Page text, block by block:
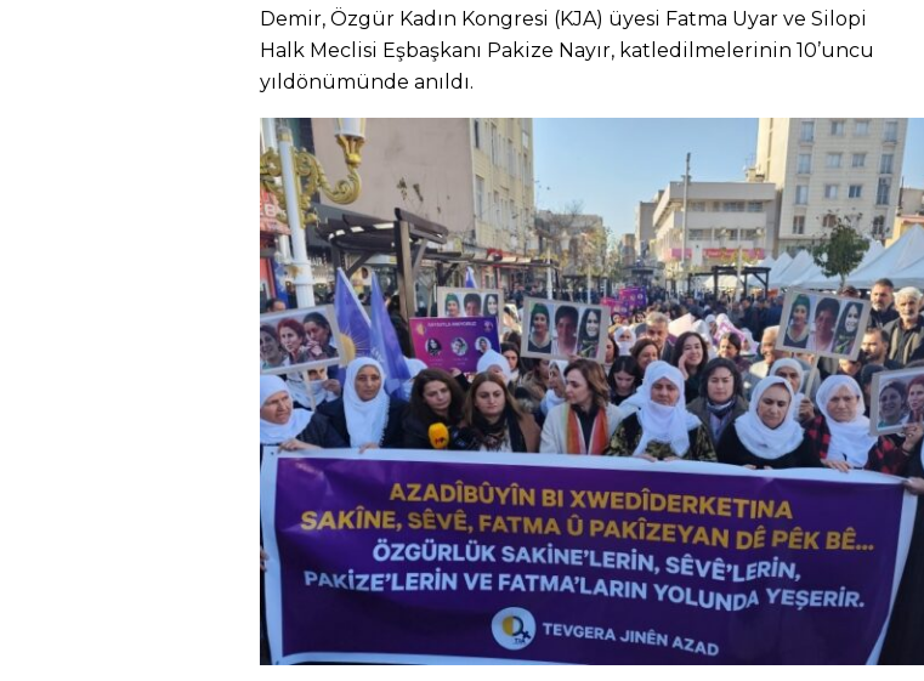
Demir, Özgür Kadın Kongresi (KJA) üyesi Fatma Uyar ve Silopi
Halk Meclisi Eşbaşkanı Pakize Nayır, katledilmelerinin 10’uncu
yıldönümünde anıldı.